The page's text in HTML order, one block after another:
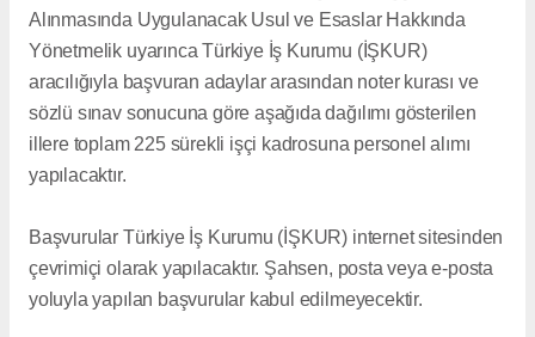
Alınmasında Uygulanacak Usul ve Esaslar Hakkında
Yönetmelik uyarınca Türkiye İş Kurumu (İŞKUR)
aracılığıyla başvuran adaylar arasından noter kurası ve
sözlü sınav sonucuna göre aşağıda dağılımı gösterilen
illere toplam 225 sürekli işçi kadrosuna personel alımı
yapılacaktır.
Başvurular Türkiye İş Kurumu (İŞKUR) internet sitesinden
çevrimiçi olarak yapılacaktır. Şahsen, posta veya e-posta
yoluyla yapılan başvurular kabul edilmeyecektir.